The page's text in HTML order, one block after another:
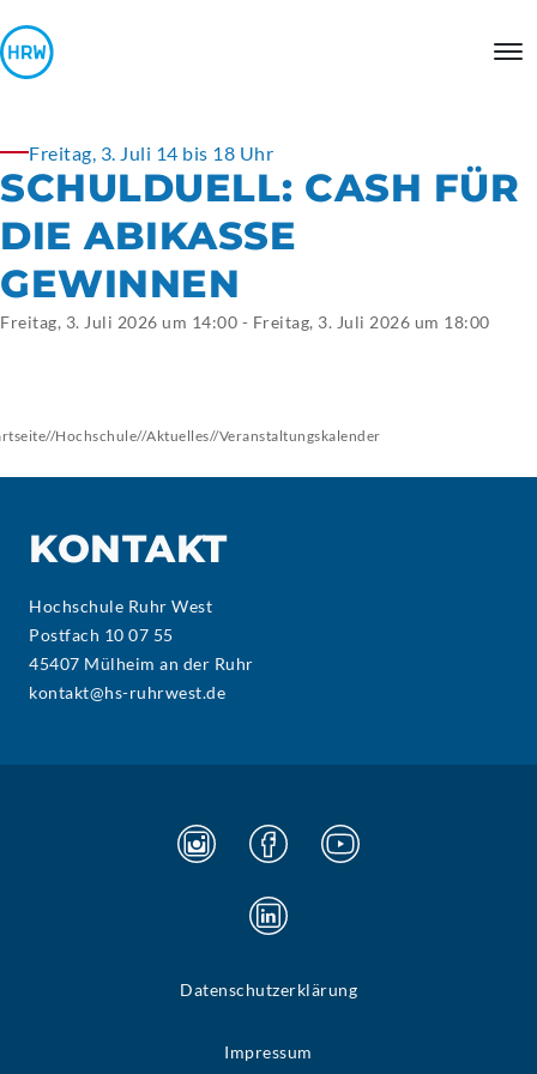
Freitag, 3. Juli 14 bis 18 Uhr
SCHULDUELL: CASH FÜR
DIE ABIKASSE
GEWINNEN
Freitag, 3. Juli 2026 um 14:00 - Freitag, 3. Juli 2026 um 18:00
//Hochschule//Aktuelles//Veranstaltungskalender
KONTAKT
Hochschule Ruhr West
Postfach 10 07 55
45407 Mülheim an der Ruhr
kontakt@hs-ruhrwest.de
Datenschutzerklärung
Impressum